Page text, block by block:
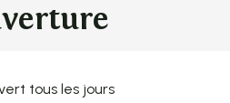
tous les jours